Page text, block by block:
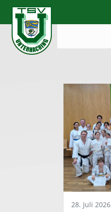
28. Juli 2026